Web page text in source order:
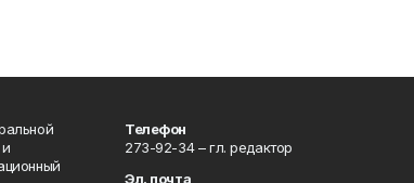
Телефон
273-92-34 – гл. редактор
Эл. почта